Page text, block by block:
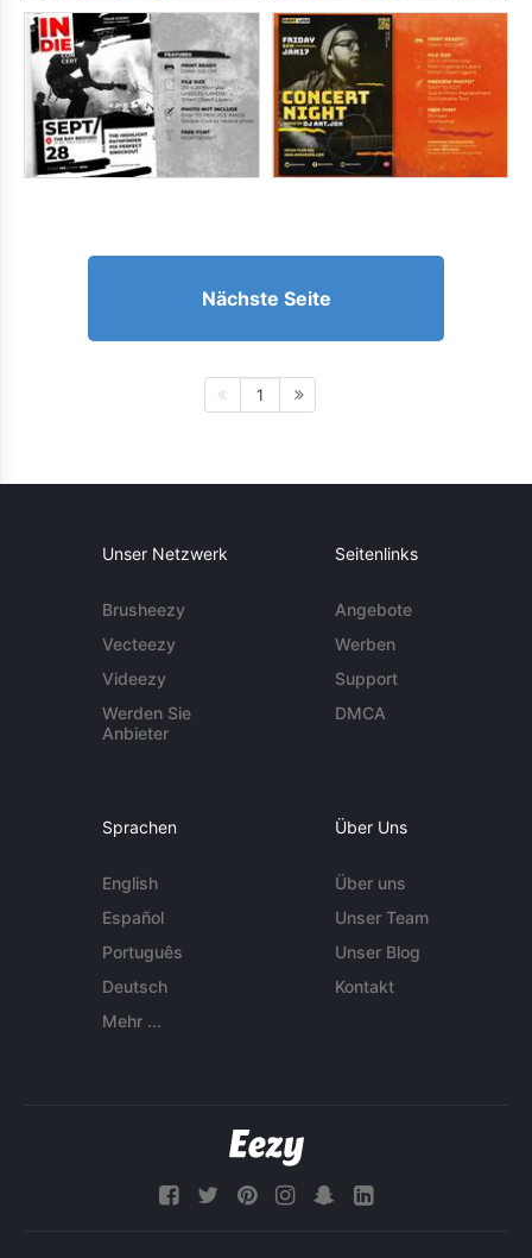
Nächste Seite
1
Unser Netzwerk
Brusheezy
Vecteezy
Videezy
Werden Sie
Anbieter
Seitenlinks
Angebote
Werben
Support
DMCA
Sprachen
English
Español
Português
Deutsch
Mehr ...
Über Uns
Über uns
Unser Team
Unser Blog
Kontakt